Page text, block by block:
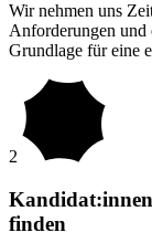
Wir nehmen uns
Anforderungen und
Grundlage für eine
2
Kandidat:innen
finden